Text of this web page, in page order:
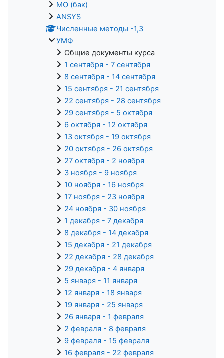
МО (бак)
ANSYS
Численные методы -1,3
УМФ
Общие документы курса
1 сентября - 7 сентября
8 сентября - 14 сентября
15 сентября - 21 сентября
22 сентября - 28 сентября
29 сентября - 5 октября
6 октября - 12 октября
13 октября - 19 октября
20 октября - 26 октября
27 октября - 2 ноября
3 ноября - 9 ноября
10 ноября - 16 ноября
17 ноября - 23 ноября
24 ноября - 30 ноября
1 декабря - 7 декабря
8 декабря - 14 декабря
15 декабря - 21 декабря
22 декабря - 28 декабря
29 декабря - 4 января
5 января - 11 января
12 января - 18 января
19 января - 25 января
26 января - 1 февраля
2 февраля - 8 февраля
9 февраля - 15 февраля
16 февраля - 22 февраля